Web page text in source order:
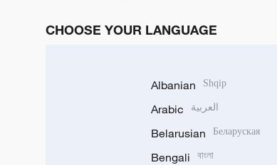
CHOOSE YOUR LANGUAGE
Albanian Shqip
Arabic العربية
Belarusian Беларуская
Bengali বাংলা